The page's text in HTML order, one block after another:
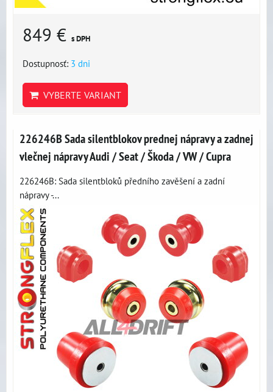
849 € s DPH
Dostupnosť: 3 dni
VYBERTE VARIANT
226246B Sada silentblokov prednej nápravy a zadnej
vlečnej nápravy Audi / Seat / Škoda / VW / Cupra
226246B: Sada silentbloků předního zavěšení a zadní
nápravy -...